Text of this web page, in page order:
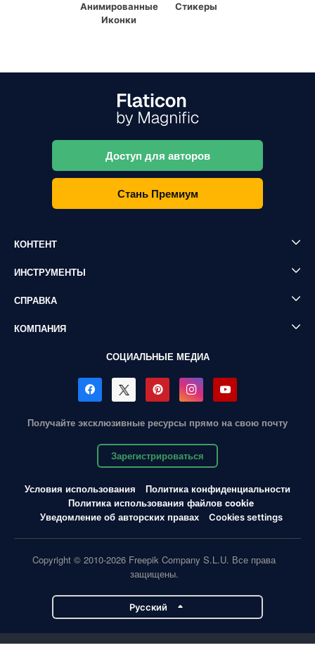
Анимированные
Иконки
Стикеры
Доступ для авторов
Стань Премиум
КОНТЕНТ
ИНСТРУМЕНТЫ
СПРАВКА
КОМПАНИЯ
СОЦИАЛЬНЫЕ МЕДИА
Получайте эксклюзивные ресурсы прямо на свою почту
Зарегистрироваться
Условия использования
Политика конфиденциальности
Политика использования файлов cookie
Уведомление об авторских правах
Cookies settings
Copyright © 2010-2026 Freepik Company S.L.U. Все права
защищены.
Pусский